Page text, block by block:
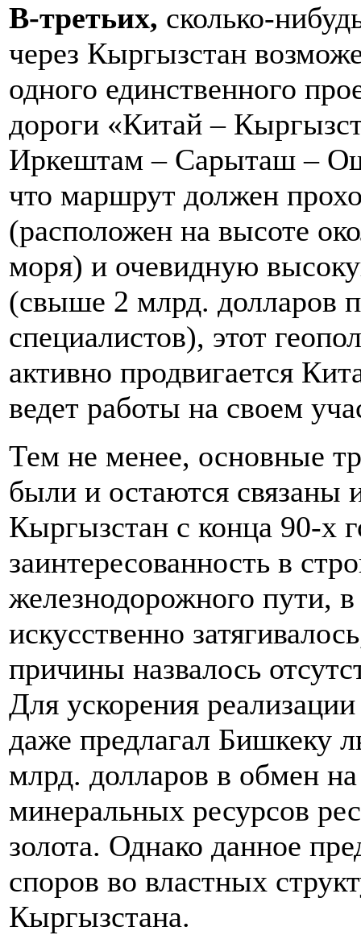
В-третьих, сколько-
через Кыргызстан
одного единственного
дороги «Китай –
Иркештам – Сарыташ –
что маршрут должен
(расположен на высоте
моря) и очевидную
(свыше 2 млрд. долларов
специалистов), этот
активно продвигается
ведет работы на своем
Тем не менее, основные
были и остаются связаны
Кыргызстан с конца 90-х
заинтересованность в
железнодорожного пути,
искусственно
причины назвалось
Для ускорения
даже предлагал Бишкеку
млрд. долларов в обмен на
минеральных ресурсов
золота. Однако данное
споров во властных
Кыргызстана.